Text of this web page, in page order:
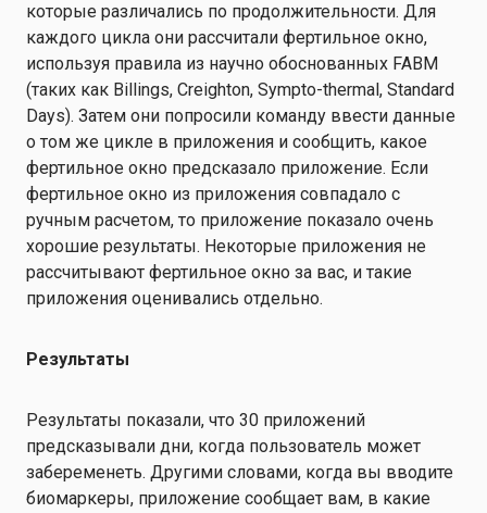
которые различались по продолжительности. Для
каждого цикла они рассчитали фертильное окно,
используя правила из научно обоснованных FABM
(таких как Billings, Creighton, Sympto-thermal, Standard
Days). Затем они попросили команду ввести данные
о том же цикле в приложения и сообщить, какое
фертильное окно предсказало приложение. Если
фертильное окно из приложения совпадало с
ручным расчетом, то приложение показало очень
хорошие результаты. Некоторые приложения не
рассчитывают фертильное окно за вас, и такие
приложения оценивались отдельно.
Результаты
Результаты показали, что 30 приложений
предсказывали дни, когда пользователь может
забеременеть. Другими словами, когда вы вводите
биомаркеры, приложение сообщает вам, в какие